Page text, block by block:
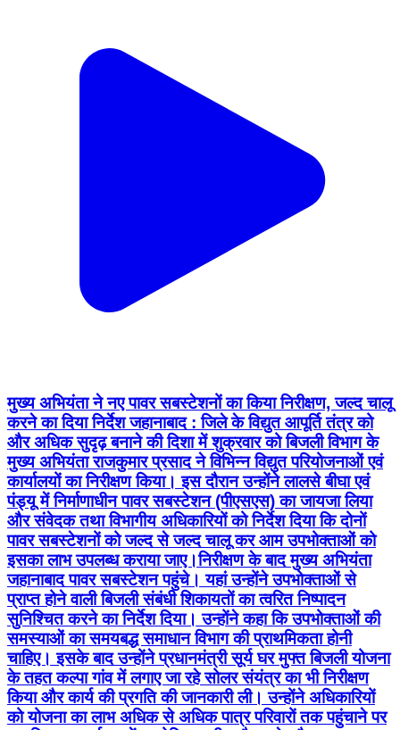
मुख्य अभियंता ने नए पावर सबस्टेशनों का किया निरीक्षण, जल्द चालू
पंड्यू में निर्माणाधीन पावर सबस्टेशन (पीएसएस) का जायजा लिया
और संवेदक तथा विभागीय अधिकारियों को निर्देश दिया कि दोनों
पावर सबस्टेशनों को जल्द से जल्द चालू कर आम उपभोक्ताओं को
इसका लाभ उपलब्ध कराया जाए।निरीक्षण के बाद मुख्य अभियंता
जहानाबाद पावर सबस्टेशन पहुंचे। यहां उन्होंने उपभोक्ताओं से
प्राप्त होने वाली बिजली संबंधी शिकायतों का त्वरित निष्पादन
सुनिश्चित करने का निर्देश दिया। उन्होंने कहा कि उपभोक्ताओं की
समस्याओं का समयबद्ध समाधान विभाग की प्राथमिकता होनी
चाहिए। इसके बाद उन्होंने प्रधानमंत्री सूर्य घर मुफ्त बिजली योजना
के तहत कल्पा गांव में लगाए जा रहे सोलर संयंत्र का भी निरीक्षण
किया और कार्य की प्रगति की जानकारी ली। उन्होंने अधिकारियों
को योजना का लाभ अधिक से अधिक पात्र परिवारों तक पहुंचाने पर
बल दिया। कार्यालय में आयोजित समीक्षा बैठक के दौरान मुख्य
अभियंता ने सभी अधिकारियों से उनके कार्यक्षेत्र की जानकारी ली।
उन्होंने निर्देश दिया कि ट्रांसफार्मर जलने की घटनाओं को रोकने के
लिए प्रभावी कदम उठाए जाएं तथा जिले के सभी उपभोक्ताओं को
निर्बाध एवं गुणवत्तापूर्ण बिजली आपूर्ति सुनिश्चित की जाए। निरीक्षण